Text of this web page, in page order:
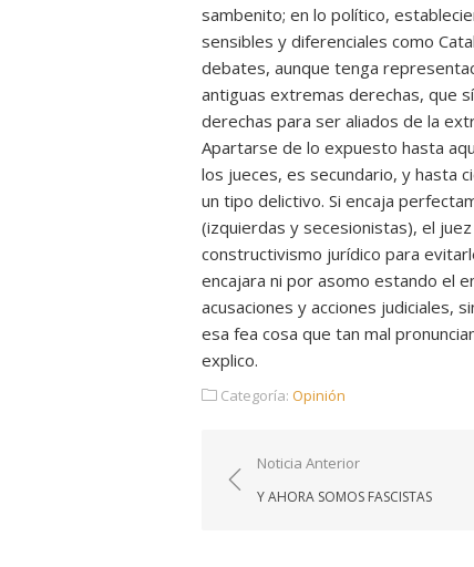
sambenito; en lo político,
sensibles y diferenciales como
debates, aunque tenga
antiguas extremas derechas, que
derechas para ser aliados de la
Apartarse de lo expuesto hasta
los jueces, es secundario, y hasta
un tipo delictivo. Si encaja
(izquierdas y secesionistas), el
constructivismo jurídico para
encajara ni por asomo estando el
acusaciones y acciones judiciales,
esa fea cosa que tan mal
explico.
Categoría: Opinión
Navegación
de
Noticia Anterior
Y AHORA SOMOS FASCISTAS